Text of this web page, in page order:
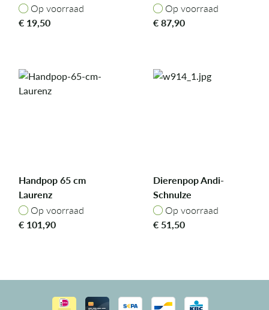
Op voorraad
Op voorraad
€ 19,50
Op voorraad
Op voorraad
€87,90
Handpop 65 cm
Laurenz
Op voorraad
Op voorraad
€ 101,90
Dierenpop Andi-
Schnulze
Op voorraad
Op voorraad
€ 51,50